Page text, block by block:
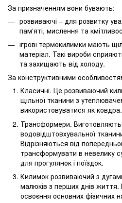
За призначенням вони бувають:
розвиваючі – для розвитку
пам'яті, мислення та
ігрові термокилимки мають
матеріал. Такі вироби
та захищають від холоду.
За конструктивними
Класичні. Це розвиваючий
щільної тканини з
використовуватися як ковдра.
Трансформери.
водовідштовхувальної
Відрізняються від
трансформувати в невелику
для прогулянок і поїздок.
Килимок розвиваючий з
малюків з перших днів життя.
освоєння основних фізичних